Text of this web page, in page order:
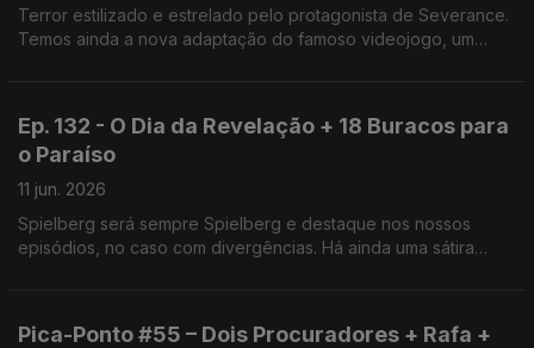
Terror estilizado e estrelado pelo protagonista de Severance.
Temos ainda a nova adaptação do famoso videojogo, um
Ep. 132 - O Dia da Revelação + 18 Buracos para
o Paraíso
11 jun. 2026
Spielberg será sempre Spielberg e destaque nos nossos
episódios, no caso com divergências. Há ainda uma sátira
Pica-Ponto #55 – Dois Procuradores + Rafa +